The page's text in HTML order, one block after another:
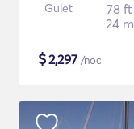
Gulet
78 ft
24 m
$2,297 /noc